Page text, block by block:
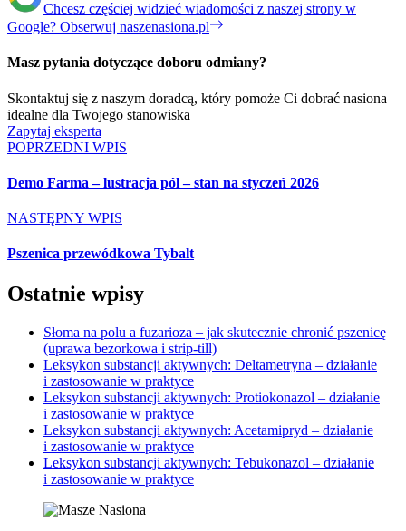
Chcesz częściej widzieć wiadomości z naszej strony w
Google? Obserwuj naszenasiona.pl
Masz pytania dotyczące doboru odmiany?
Skontaktuj się z naszym doradcą, który pomoże Ci dobrać nasiona
idealne dla Twojego stanowiska
Zapytaj eksperta
POPRZEDNI WPIS
Demo Farma – lustracja pól – stan na styczeń 2026
NASTĘPNY WPIS
Pszenica przewódkowa Tybalt
Ostatnie wpisy
Słoma na polu a fuzarioza – jak skutecznie chronić pszenicę
(uprawa bezorkowa i strip-till)
Leksykon substancji aktywnych: Deltametryna – działanie
i zastosowanie w praktyce
Leksykon substancji aktywnych: Protiokonazol – działanie
i zastosowanie w praktyce
Leksykon substancji aktywnych: Acetamipryd – działanie
i zastosowanie w praktyce
Leksykon substancji aktywnych: Tebukonazol – działanie
i zastosowanie w praktyce